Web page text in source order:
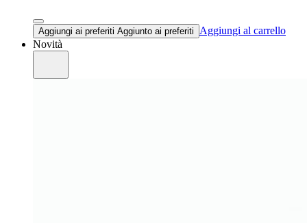
Aggiungi ai preferiti Aggiunto ai preferiti
Aggiungi al carrello
Novità